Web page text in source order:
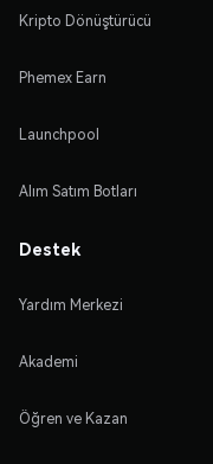
Kripto Dönüştürücü
Phemex Earn
Launchpool
Alım Satım Botları
Destek
Yardım Merkezi
Akademi
Öğren ve Kazan